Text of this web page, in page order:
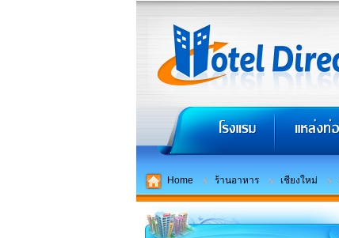
Home ร้านอาหาร เชียงใหม่